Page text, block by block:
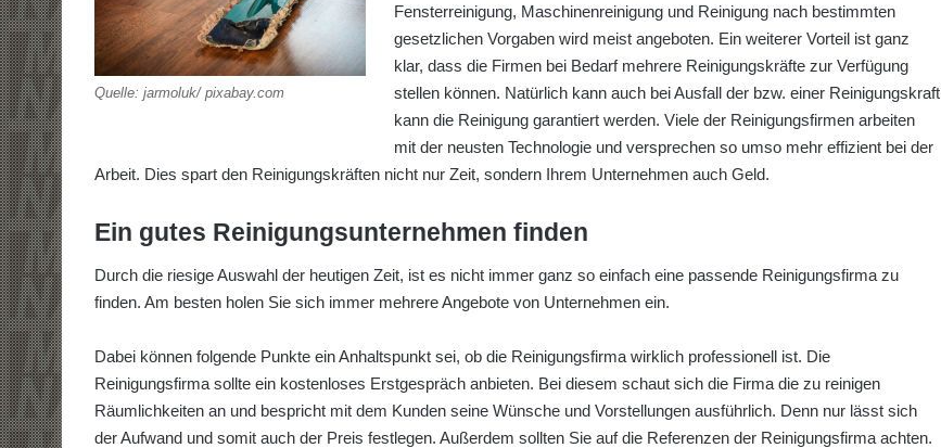
Quelle: jarmoluk/ pixabay.com
Fensterreinigung, Maschinenreinigung und Reinigung nach bestimmten
gesetzlichen Vorgaben wird meist angeboten. Ein weiterer Vorteil ist ganz
klar, dass die Firmen bei Bedarf mehrere Reinigungskräfte zur Verfügung
stellen können. Natürlich kann auch bei Ausfall der bzw. einer Reinigungskraft
kann die Reinigung garantiert werden. Viele der Reinigungsfirmen arbeiten
mit der neusten Technologie und versprechen so umso mehr effizient bei der
Arbeit. Dies spart den Reinigungskräften nicht nur Zeit, sondern Ihrem Unternehmen auch Geld.
Ein gutes Reinigungsunternehmen finden
Durch die riesige Auswahl der heutigen Zeit, ist es nicht immer ganz so einfach eine passende Reinigungsfirma zu
finden. Am besten holen Sie sich immer mehrere Angebote von Unternehmen ein.
Dabei können folgende Punkte ein Anhaltspunkt sei, ob die Reinigungsfirma wirklich professionell ist. Die
Reinigungsfirma sollte ein kostenloses Erstgespräch anbieten. Bei diesem schaut sich die Firma die zu reinigen
Räumlichkeiten an und bespricht mit dem Kunden seine Wünsche und Vorstellungen ausführlich. Denn nur lässt sich
der Aufwand und somit auch der Preis festlegen. Außerdem sollten Sie auf die Referenzen der Reinigungsfirma achten.